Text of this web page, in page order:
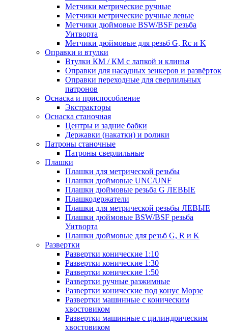
Метчики метрические ручные
Метчики метрические ручные левые
Метчики дюймовые BSW/BSF резьба
Уитворта
Метчики дюймовые для резьб G, Rc и K
Оправки и втулки
Втулки КМ / КМ с лапкой и клинья
Оправки для насадных зенкеров и развёрток
Оправки переходные для сверлильных
патронов
Оснаска и приспособление
Экстракторы
Оснаска станочная
Центры и задние бабки
Державки (накатки) и ролики
Патроны станочные
Патроны сверлильные
Плашки
Плашки для метрической резьбы
Плашки дюймовые UNC/UNF
Плашки дюймовые резьба G ЛЕВЫЕ
Плашкодержатели
Плашки для метрической резьбы ЛЕВЫЕ
Плашки дюймовые BSW/BSF резьба
Уитворта
Плашки дюймовые для резьб G, R и K
Развертки
Развертки конические 1:10
Развертки конические 1:30
Развертки конические 1:50
Развертки ручные разжимные
Развертки конические под конус Морзе
Развертки машинные с коническим
хвостовиком
Развертки машинные с цилиндрическим
хвостовиком